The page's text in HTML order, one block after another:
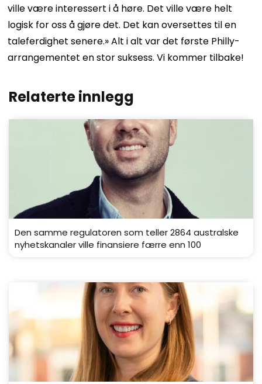
ville være interessert i å høre. Det ville være helt
logisk for oss å gjøre det. Det kan oversettes til en
taleferdighet senere.» Alt i alt var det første Philly-
arrangementet en stor suksess. Vi kommer tilbake!
Relaterte innlegg
Den samme regulatoren som teller 2864 australske
nyhetskanaler ville finansiere færre enn 100